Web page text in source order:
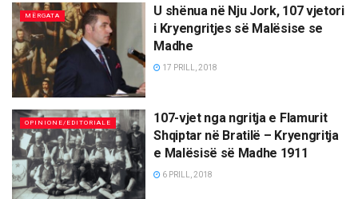
MËRGATA
U shënua në Nju Jork, 107 vjetori
i Kryengritjes së Malësise se
Madhe
17 PRILL, 2018
OPINIONE/EDITORIALE
107-vjet nga ngritja e Flamurit
Shqiptar në Bratilë – Kryengritja
e Malësisë së Madhe 1911
6 PRILL, 2018